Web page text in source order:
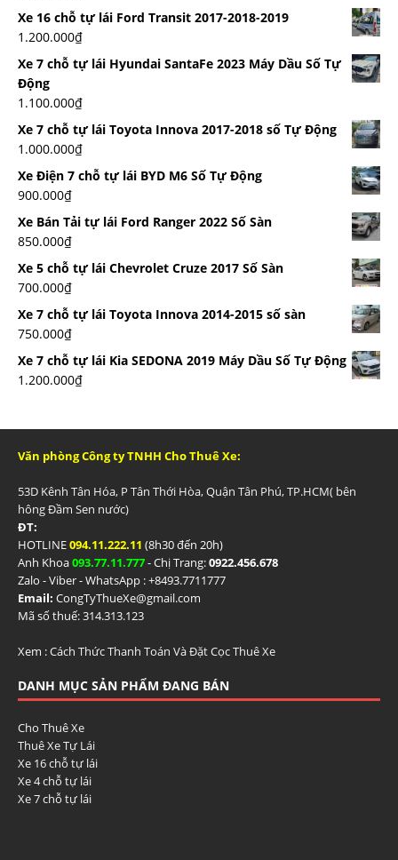
Xe 16 chỗ tự lái Ford Transit 2017-2018-2019
1.200.000₫
Xe 7 chỗ tự lái Hyundai SantaFe 2023 Máy Dầu Số Tự
Động
1.100.000₫
Xe 7 chỗ tự lái Toyota Innova 2017-2018 số Tự Động
1.000.000₫
Xe Điện 7 chỗ tự lái BYD M6 Số Tự Động
900.000₫
Xe Bán Tải tự lái Ford Ranger 2022 Số Sàn
850.000₫
Xe 5 chỗ tự lái Chevrolet Cruze 2017 Số Sàn
700.000₫
Xe 7 chỗ tự lái Toyota Innova 2014-2015 số sàn
750.000₫
Xe 7 chỗ tự lái Kia SEDONA 2019 Máy Dầu Số Tự Động
1.200.000₫
Văn phòng Công ty TNHH Cho Thuê Xe:
53D Kênh Tân Hóa, P Tân Thới Hòa, Quận Tân Phú, TP.HCM( bên
hông Đầm Sen nước)
ĐT:
HOTLINE094.11.222.11 (8h30 đến 20h)
Anh Khoa093.77.11.777- Chị Trang:0922.456.678
Zalo - Viber - WhatsApp : +8493.7711777
Email: CongTyThueXe@gmail.com
Mã số thuế: 314.313.123
Xem :Cách Thức Thanh Toán Và Đặt Cọc Thuê Xe
DANH MỤC SẢN PHẨM ĐANG BÁN
Cho Thuê Xe
Thuê Xe Tự Lái
Xe 16 chỗ tự lái
Xe 4 chỗ tự lái
Xe 7 chỗ tự lái